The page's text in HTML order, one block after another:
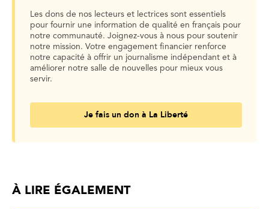
Les dons de nos lecteurs et lectrices sont essentiels
pour fournir une information de qualité en français pour
notre communauté. Joignez-vous à nous pour soutenir
notre mission. Votre engagement financier renforce
notre capacité à offrir un journalisme indépendant et à
améliorer notre salle de nouvelles pour mieux vous
servir.
Je fais un don à La Liberté
À LIRE ÉGALEMENT